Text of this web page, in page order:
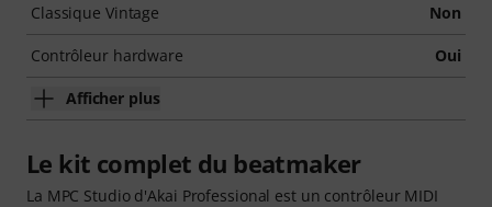
Classique Vintage Non
Contrôleur hardware Oui
Afficher plus
Le kit complet du beatmaker
La MPC Studio d'Akai Professional est un contrôleur MIDI